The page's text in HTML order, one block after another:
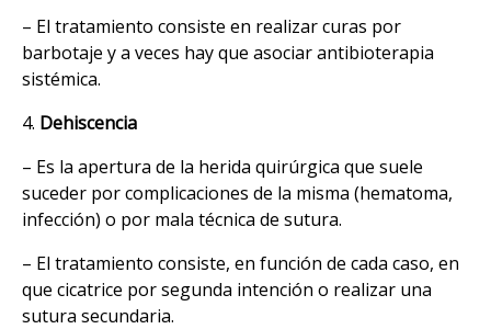
– El tratamiento consiste en realizar curas por
barbotaje y a veces hay que asociar antibioterapia
sistémica.
4. Dehiscencia
– Es la apertura de la herida quirúrgica que suele
suceder por complicaciones de la misma (hematoma,
infección) o por mala técnica de sutura.
– El tratamiento consiste, en función de cada caso, en
que cicatrice por segunda intención o realizar una
sutura secundaria.